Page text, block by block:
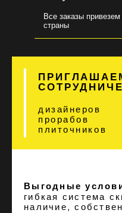
Все заказы
страны
дизайнеров
прорабов
плиточников
Выгодные
гибкая система
наличие,